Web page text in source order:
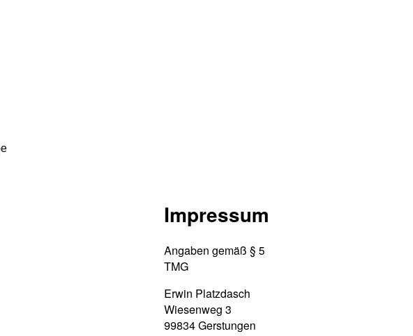
Impressum
Angaben gemäß § 5
TMG
Erwin Platzdasch
Wiesenweg 3
99834 Gerstungen